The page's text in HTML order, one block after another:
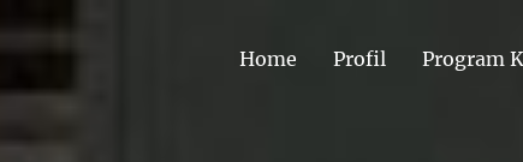
Home Profil Program